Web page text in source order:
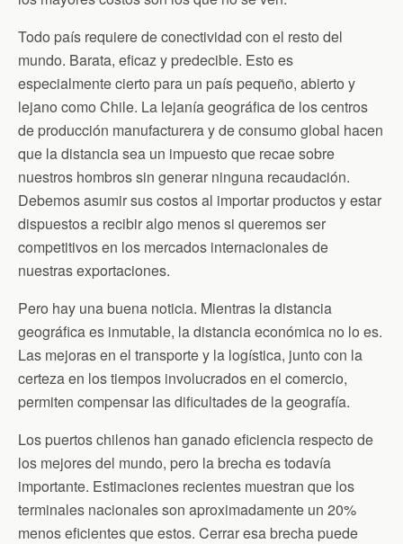
Todo país requiere de conectividad con el resto del
mundo. Barata, eficaz y predecible. Esto es
especialmente cierto para un país pequeño, abierto y
lejano como Chile. La lejanía geográfica de los centros
de producción manufacturera y de consumo global hacen
que la distancia sea un impuesto que recae sobre
nuestros hombros sin generar ninguna recaudación.
Debemos asumir sus costos al importar productos y estar
dispuestos a recibir algo menos si queremos ser
competitivos en los mercados internacionales de
nuestras exportaciones.
Pero hay una buena noticia. Mientras la distancia
geográfica es inmutable, la distancia económica no lo es.
Las mejoras en el transporte y la logística, junto con la
certeza en los tiempos involucrados en el comercio,
permiten compensar las dificultades de la geografía.
Los puertos chilenos han ganado eficiencia respecto de
los mejores del mundo, pero la brecha es todavía
importante. Estimaciones recientes muestran que los
terminales nacionales son aproximadamente un 20%
menos eficientes que estos. Cerrar esa brecha puede